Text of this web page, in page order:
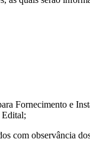
Fornecimento e
Edital;
com observância